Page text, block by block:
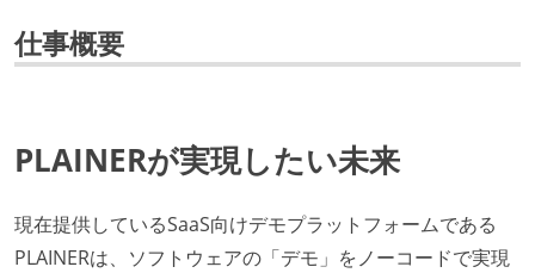
仕事概要
PLAINERが実現したい未来
現在提供しているSaaS向けデモプラットフォームである
PLAINERは、ソフトウェアの「デモ」をノーコードで実現